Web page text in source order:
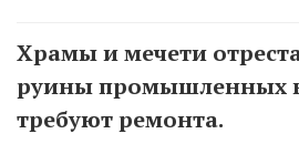
Храмы и мечети
руины промышленных
требуют ремонта.